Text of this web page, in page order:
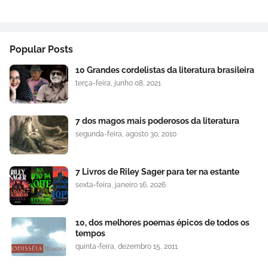
Popular Posts
10 Grandes cordelistas da literatura brasileira
terça-feira, junho 08, 2021
7 dos magos mais poderosos da literatura
segunda-feira, agosto 30, 2010
7 Livros de Riley Sager para ter na estante
sexta-feira, janeiro 16, 2026
10, dos melhores poemas épicos de todos os
tempos
quinta-feira, dezembro 15, 2011